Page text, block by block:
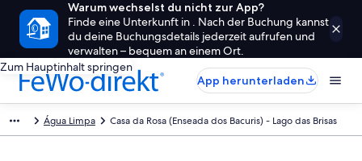
Warum wechselst du nicht zur App?
Finde eine Unterkunft in . Nach der Buchung kannst
du deine Buchungsdetails jederzeit aufrufen und
verwalten – bequem an einem Ort.
Zum Hauptinhalt springen
App herunterladen
Água Limpa Casa da Rosa (Enseada dos Bacuris) - Lago das Brisas